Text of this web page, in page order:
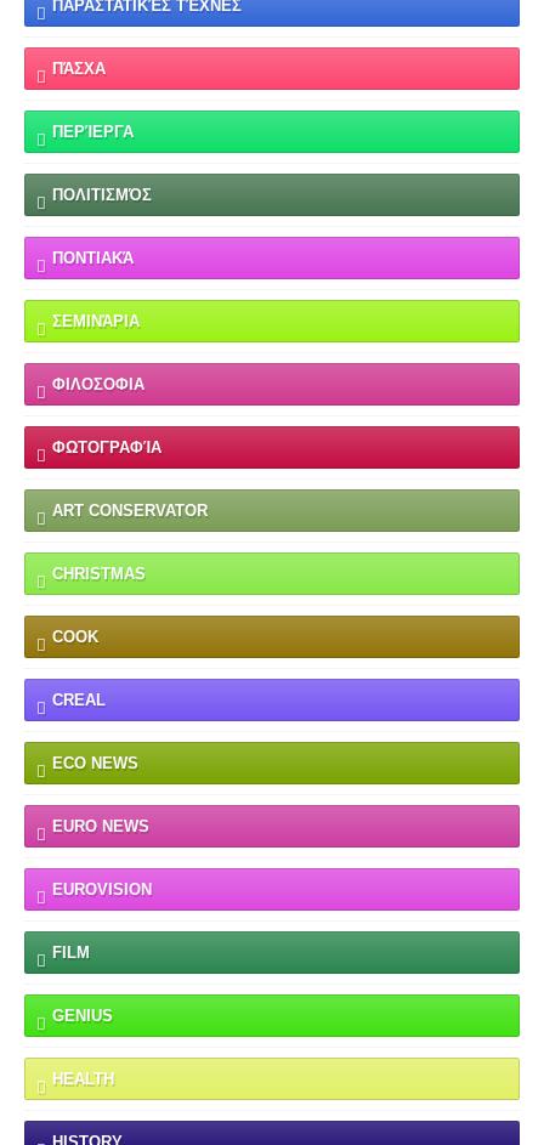
ΠΑΡΑΣΤΑΤΙΚΈΣ ΤΈΧΝΕΣ
ΠΆΣΧΑ
ΠΕΡΊΕΡΓΑ
ΠΟΛΙΤΙΣΜΌΣ
ΠΟΝΤΙΑΚΆ
ΣΕΜΙΝΆΡΙΑ
ΦΙΛΟΣΟΦΙΑ
ΦΩΤΟΓΡΑΦΊΑ
ART CONSERVATOR
CHRISTMAS
COOK
CREAL
ECO NEWS
EURO NEWS
EUROVISION
FILM
GENIUS
HEALTH